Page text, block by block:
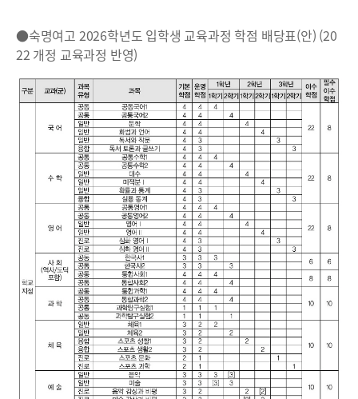
●숙명여고 2026학년도 입학생 교육과정 학점 배당표(안) (20
22 개정 교육과정 반영)